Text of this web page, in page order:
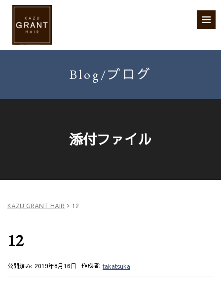
Blog/ブログ
添付ファイル
KAZU GRANT HAIR > 12
12
公開済み: 2019年8月16日 作成者: takatsuka